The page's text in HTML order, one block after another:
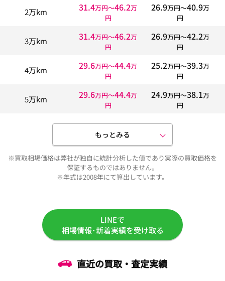
2万km 31.4万円〜46.2万
円
26.9万円〜40.9万
円
3万km 31.4万円〜46.2万
円
26.9万円〜42.2万
円
4万km 29.6万円〜44.4万
円
25.2万円〜39.3万
円
5万km 29.6万円〜44.4万
円
24.9万円〜38.1万
円
もっとみる
※買取相場価格は弊社が独自に統計分析した値であり実際の買取価格を
保証するものではありません。
※年式は2008年にて算出しています。
LINEで
相場情報･新着実績を受け取る
直近の買取・査定実績